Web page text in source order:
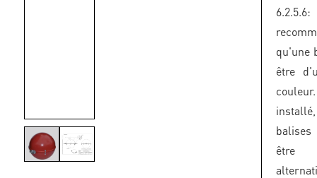
qu'une
être
être